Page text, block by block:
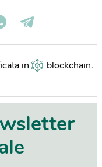
in blockchain.